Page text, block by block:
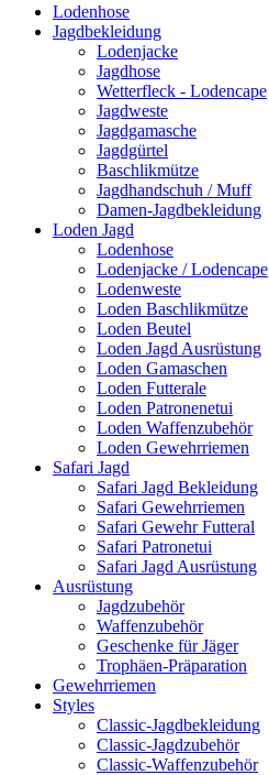
Lodenhose
Jagdbekleidung
Lodenjacke
Jagdhose
Wetterfleck - Lodencape
Jagdweste
Jagdgamasche
Jagdgürtel
Baschlikmütze
Jagdhandschuh / Muff
Damen-Jagdbekleidung
Loden Jagd
Lodenhose
Lodenjacke / Lodencape
Lodenweste
Loden Baschlikmütze
Loden Beutel
Loden Jagd Ausrüstung
Loden Gamaschen
Loden Futterale
Loden Patronenetui
Loden Waffenzubehör
Loden Gewehrriemen
Safari Jagd
Safari Jagd Bekleidung
Safari Gewehrriemen
Safari Gewehr Futteral
Safari Patronetui
Safari Jagd Ausrüstung
Ausrüstung
Jagdzubehör
Waffenzubehör
Geschenke für Jäger
Trophäen-Präparation
Gewehrriemen
Styles
Classic-Jagdbekleidung
Classic-Jagdzubehör
Classic-Waffenzubehör